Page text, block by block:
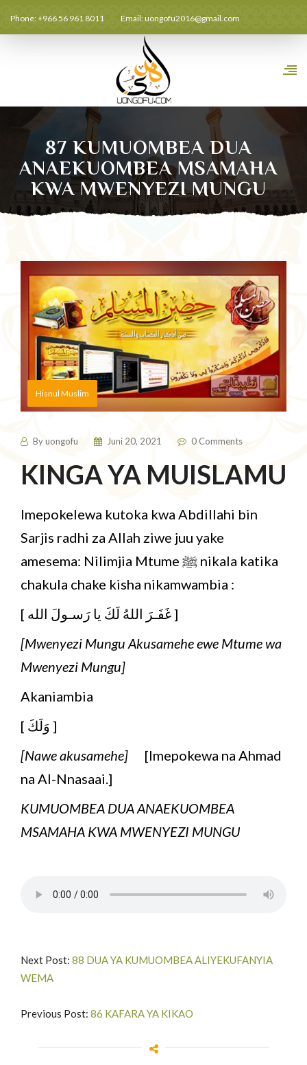
Phone: +966 56 961 8011 Email:uongofu2016@gmail.com
87 KUMUOMBEA DUA
ANAEKUOMBEA MSAMAHA
KWA MWENYEZI MUNGU
Hisnul Muslim
Byuongofu Juni 20, 2021 0 Comments
KINGA YA MUISLAMU
Imepokelewa kutoka kwa Abdillahi bin
Sarjis radhi za Allah ziwe juu yake
amesema: Nilimjia Mtume ﷺ nikala katika
chakula chake kisha nikamwambia :
[ غَفَـرَ اللهُ لَكَ يا رَسـولَ الله ]
[Mwenyezi Mungu Akusamehe ewe Mtume wa
Mwenyezi Mungu]
Akaniambia
[ وَلَكَ ]
[Nawe akusamehe]
[Imepokewa na Ahmad
na Al-Nnasaai.]
KUMUOMBEA DUA ANAEKUOMBEA
MSAMAHA KWA MWENYEZI MUNGU
Next Post: 88 DUA YA KUMUOMBEA ALIYEKUFANYIA
WEMA
Previous Post: 86 KAFARA YA KIKAO